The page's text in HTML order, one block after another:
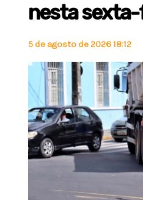
nesta sexta-
5 de agosto de 2026 18:12